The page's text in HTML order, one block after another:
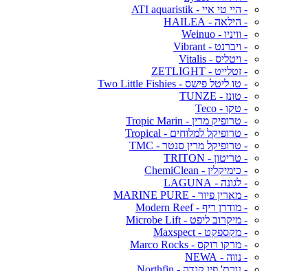
- היי טי איי - ATI aquaristik
- הילאה - HAILEA
- וויניו - Weinuo
- ויברנט - Vibrant
- ויטליס - Vitalis
- זטלייט - ZETLIGHT
- טו ליטל פישס - Two Little Fishies
- טונז - TUNZE
- טקו - Teco
- טרופיק מרין - Tropic Marin
- טרופיקל למלוחים - Tropical
- טרופיקל מרין סנטר - TMC
- טריטון - TRITON
- כימיקלין - ChemiClean
- לגונה - LAGUNA
- מארין פיור - MARINE PURE
- מודרן ריף - Modern Reef
- מיקרוב ליפט - Microbe Lift
- מקספקט - Maxspect
- מרקו רוקס - Marco Rocks
- נווה - NEWA